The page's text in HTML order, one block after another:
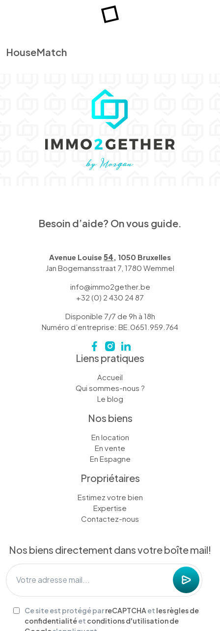
HouseMatch
Besoin d’aide? On vous guide.
Avenue Louise 54, 1050 Bruxelles
Jan Bogemansstraat 7, 1780 Wemmel
info@immo2gether.be
+32 (0) 2 430 24 87
Disponible 7/7 de 9h à 18h
Numéro d’entreprise: BE.0651.959.764
Liens pratiques
Accueil
Qui sommes-nous ?
Le blog
Nos biens
En location
En vente
En Espagne
Propriétaires
Estimez votre bien
Expertise
Contactez-nous
Nos biens directement dans votre boîte mail!
Ce site est protégé parreCAPTCHA et les règles de
confidentialitéet conditions d'utilisation de